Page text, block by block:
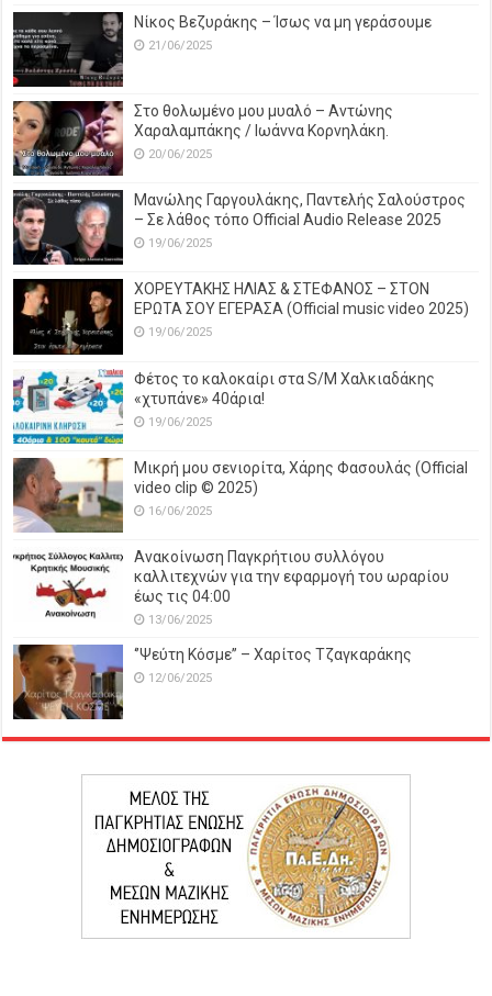
Νίκος Βεζυράκης – Ίσως να μη γεράσουμε
21/06/2025
Στο θολωμένο μου μυαλό – Αντώνης
Χαραλαμπάκης / Ιωάννα Κορνηλάκη.
20/06/2025
Μανώλης Γαργουλάκης, Παντελής Σαλούστρος
– Σε λάθος τόπο Official Audio Release 2025
19/06/2025
ΧΟΡΕΥΤΑΚΗΣ ΗΛΙΑΣ & ΣΤΕΦΑΝΟΣ – ΣΤΟΝ
ΕΡΩΤΑ ΣΟΥ ΕΓΕΡΑΣΑ (Official music video 2025)
19/06/2025
Φέτος το καλοκαίρι στα S/M Χαλκιαδάκης
«χτυπάνε» 40άρια!
19/06/2025
Μικρή μου σενιορίτα, Χάρης Φασουλάς (Official
video clip © 2025)
16/06/2025
Ανακοίνωση Παγκρήτιου συλλόγου
καλλιτεχνών για την εφαρμογή του ωραρίου
έως τις 04:00
13/06/2025
‘’Ψεύτη Κόσμε’’ – Χαρίτος Τζαγκαράκης
12/06/2025